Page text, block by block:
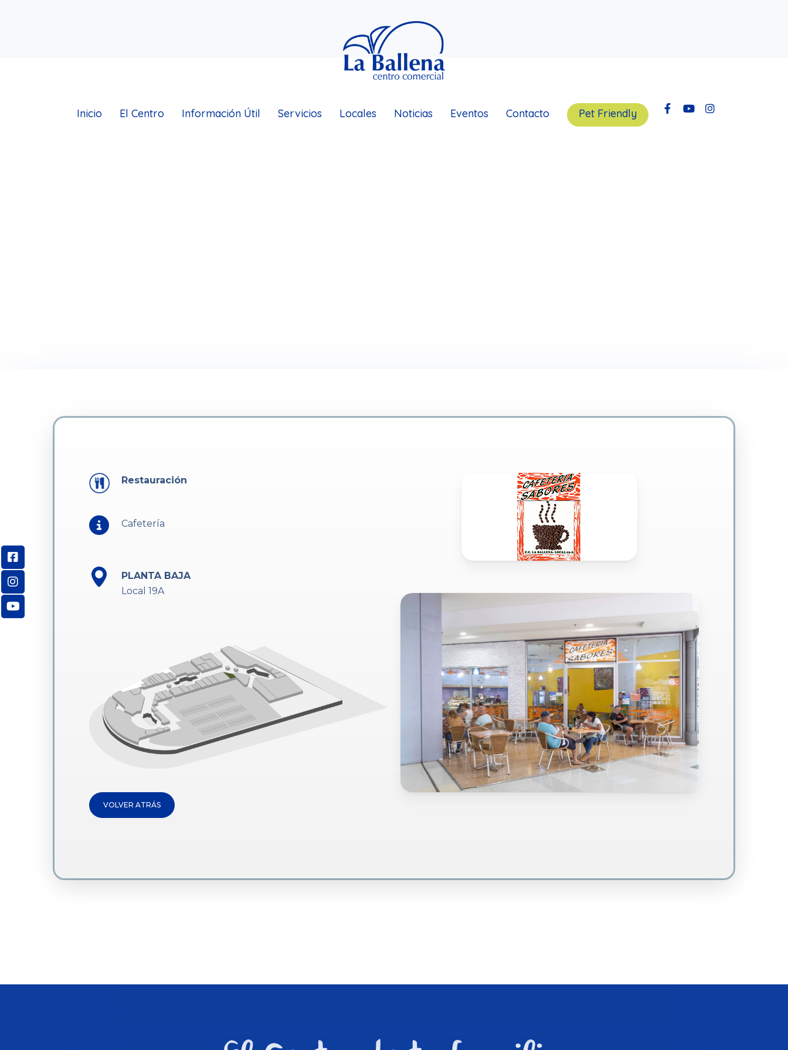
Inicio El Centro Información Útil Servicios Locales Noticias Eventos Contacto Pet Friendly
Restauración
Cafetería
PLANTA BAJA
Local 19A
VOLVER ATRÁS